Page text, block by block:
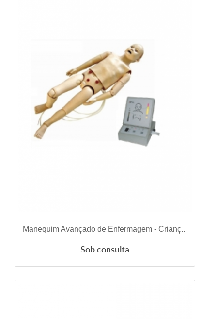
VER DETALHES
Manequim Avançado de Enfermagem - Crianç...
Sob consulta